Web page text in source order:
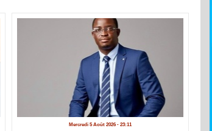
Mercredi 5 Août 2026 - 23:11